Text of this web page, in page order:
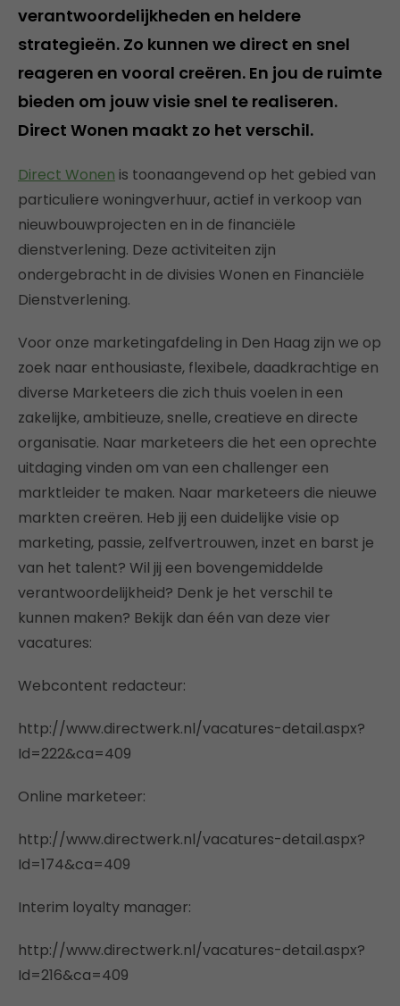
verantwoordelijkheden en heldere
strategieën. Zo kunnen we direct en snel
reageren en vooral creëren. En jou de ruimte
bieden om jouw visie snel te realiseren.
Direct Wonen maakt zo het verschil.
Direct Wonen is toonaangevend op het gebied van
particuliere woningverhuur, actief in verkoop van
nieuwbouwprojecten en in de financiële
dienstverlening. Deze activiteiten zijn
ondergebracht in de divisies Wonen en Financiële
Dienstverlening.
Voor onze marketingafdeling in Den Haag zijn we op
zoek naar enthousiaste, flexibele, daadkrachtige en
diverse Marketeers die zich thuis voelen in een
zakelijke, ambitieuze, snelle, creatieve en directe
organisatie. Naar marketeers die het een oprechte
uitdaging vinden om van een challenger een
marktleider te maken. Naar marketeers die nieuwe
markten creëren. Heb jij een duidelijke visie op
marketing, passie, zelfvertrouwen, inzet en barst je
van het talent? Wil jij een bovengemiddelde
verantwoordelijkheid? Denk je het verschil te
kunnen maken? Bekijk dan één van deze vier
vacatures:
Webcontent redacteur:
http://www.directwerk.nl/vacatures-detail.aspx?
Id=222&ca=409
Online marketeer:
http://www.directwerk.nl/vacatures-detail.aspx?
Id=174&ca=409
Interim loyalty manager:
http://www.directwerk.nl/vacatures-detail.aspx?
Id=216&ca=409